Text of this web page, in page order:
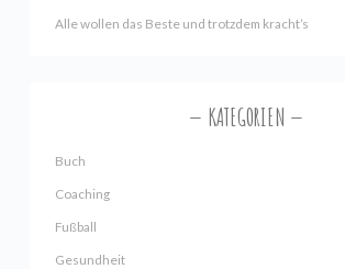
Alle wollen das Beste und trotzdem kracht’s
KATEGORIEN
Buch
Coaching
Fußball
Gesundheit